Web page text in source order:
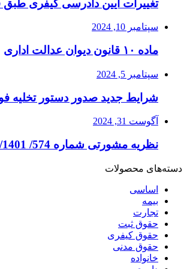
تغییرات آیین دادرسی کیفری
سپتامبر 10, 2024
ماده ۱۰ قانون دیوان عدالت اداری
سپتامبر 5, 2024
شرایط جدید صدور دستور تخلیه
آگوست 31, 2024
نظریه مشورتی شماره 574/ 1401/ 7 مورخ 6/ 7/ 1401
دسته‌های محصولات
اساسی
بیمه
تجارت
حقوق ثبت
حقوق کیفری
حقوق مدنی
خانواده